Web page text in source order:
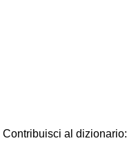
al dizionario: